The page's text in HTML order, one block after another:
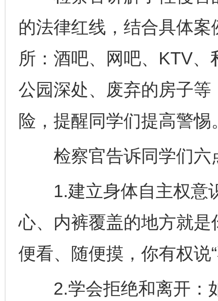
的法律红线，结合具体
所：酒吧、网吧、KTV
公园深处、废弃的房子
险，提醒同学们提高警惕
检察官告诉同学们六
1.建立身体自主权意
心、内裤覆盖的地方就
便看、随便摸，你有权说
2.学会拒绝和离开：